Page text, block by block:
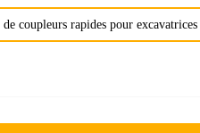
de coupleurs rapides pour